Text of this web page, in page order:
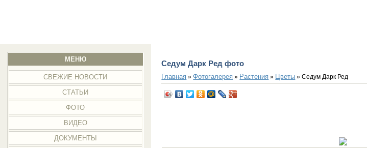
МЕНЮ
СВЕЖИЕ НОВОСТИ
СТАТЬИ
ФОТО
ВИДЕО
ДОКУМЕНТЫ
Седум Дарк Ред фото
Главная »Фотогалерея » Растения » Цветы » Седум Дарк Ред